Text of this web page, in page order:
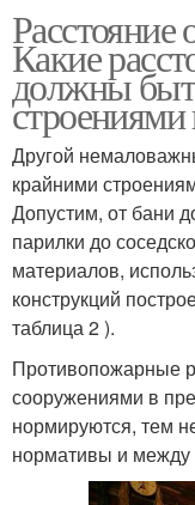
Расстояние
Какие
должны
строениями
Другой
крайними
Допустим, от бани
парилки до
материалов,
конструкций
таблица 2 ).
Противопожарные
сооружениями в
нормируются, тем
нормативы и